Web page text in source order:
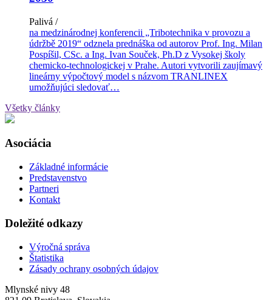
Palivá /
na medzinárodnej konferencii „Tribotechnika v provozu a
údržbě 2019“ odznela prednáška od autorov Prof. Ing. Milan
Pospíšil, CSc. a Ing. Ivan Souček, Ph.D z Vysokej školy
chemicko-technologickej v Prahe. Autori vytvorili zaujímavý
lineárny výpočtový model s názvom TRANLINEX
umožňujúci sledovať…
Všetky články
Asociácia
Základné informácie
Predstavenstvo
Partneri
Kontakt
Doležité odkazy
Výročná správa
Štatistika
Zásady ochrany osobných údajov
Mlynské nivy 48